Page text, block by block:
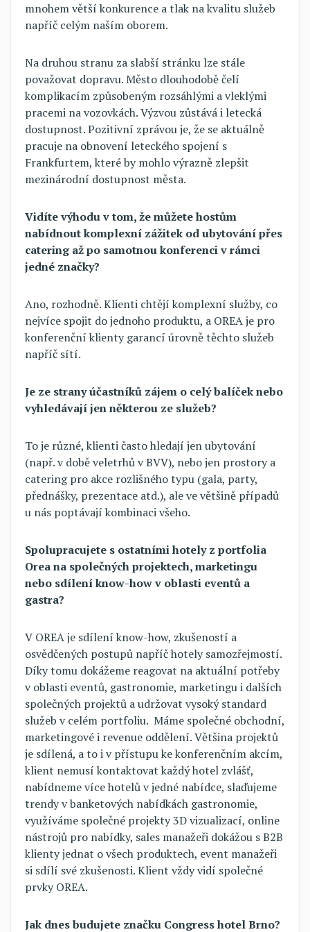
mnohem větší konkurence a tlak na kvalitu služeb
napříč celým naším oborem.
Na druhou stranu za slabší stránku lze stále
považovat dopravu. Město dlouhodobě čelí
komplikacím způsobeným rozsáhlými a vleklými
pracemi na vozovkách. Výzvou zůstává i letecká
dostupnost. Pozitivní zprávou je, že se aktuálně
pracuje na obnovení leteckého spojení s
Frankfurtem, které by mohlo výrazně zlepšit
mezinárodní dostupnost města.
Vidíte výhodu v tom, že můžete hostům
nabídnout komplexní zážitek od ubytování přes
catering až po samotnou konferenci v rámci
jedné značky?
Ano, rozhodně. Klienti chtějí komplexní služby, co
nejvíce spojit do jednoho produktu, a OREA je pro
konferenční klienty garancí úrovně těchto služeb
napříč sítí.
Je ze strany účastníků zájem o celý balíček nebo
vyhledávají jen některou ze služeb?
To je různé, klienti často hledají jen ubytování
(např. v době veletrhů v BVV), nebo jen prostory a
catering pro akce rozlišného typu (gala, party,
přednášky, prezentace atd.), ale ve většině případů
u nás poptávají kombinaci všeho.
Spolupracujete s ostatními hotely z portfolia
Orea na společných projektech, marketingu
nebo sdílení know-how v oblasti eventů a
gastra?
V OREA je sdílení know-how, zkušeností a
osvědčených postupů napříč hotely samozřejmostí.
Díky tomu dokážeme reagovat na aktuální potřeby
v oblasti eventů, gastronomie, marketingu i dalších
společných projektů a udržovat vysoký standard
služeb v celém portfoliu. Máme společné obchodní,
marketingové i revenue oddělení. Většina projektů
je sdílená, a to i v přístupu ke konferenčním akcím,
klient nemusí kontaktovat každý hotel zvlášť,
nabídneme více hotelů v jedné nabídce, slaďujeme
trendy v banketových nabídkách gastronomie,
využíváme společné projekty 3D vizualizací, online
nástrojů pro nabídky, sales manažeři dokážou s B2B
klienty jednat o všech produktech, event manažeři
si sdílí své zkušenosti. Klient vždy vidí společné
prvky OREA.
Jak dnes budujete značku Congress hotel Brno?